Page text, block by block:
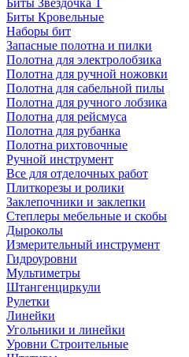
Биты Звездочка T
Биты Кровельные
Наборы бит
Запасные полотна и пилки
Полотна для электролобзика
Полотна для ручной ножовки
Полотна для сабельной пилы
Полотна для ручного лобзика
Полотна для рейсмуса
Полотна для рубанка
Полотна рихтовочные
Ручной инструмент
Все для отделочных работ
Плиткорезы и ролики
Заклепочники и заклепки
Степлеры мебельные и скобы
Дыроколы
Измерительный инструмент
Гидроуровни
Мультиметры
Штангенциркули
Рулетки
Линейки
Угольники и линейки
Уровни Строительные